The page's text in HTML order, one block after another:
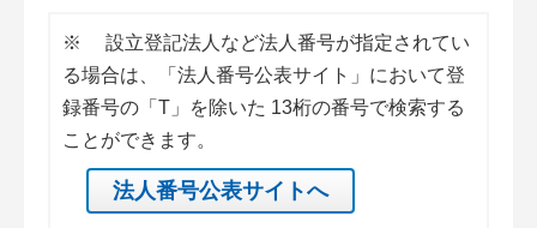
※
設立登記法人など法人番号が指定されてい
る場合は、「法人番号公表サイト」において登
録番号の「T」を除いた 13桁の番号で検索する
ことができます。
法人番号公表サイトへ